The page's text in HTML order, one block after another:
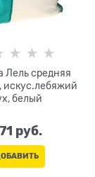
Лель средняя
искус.лебяжий
белый
руб.